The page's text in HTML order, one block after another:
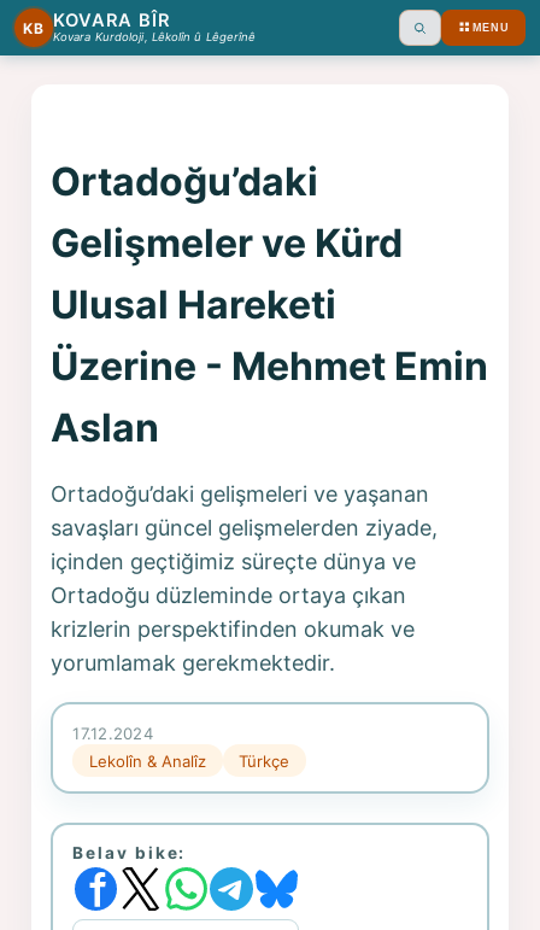
KB KOVARA BÎR
Kovara Kurdoloji, Lêkolîn û Lêgerînê Ara MENU
Ortadoğu’daki
Gelişmeler ve Kürd
Ulusal Hareketi
Üzerine - Mehmet Emin
Aslan
Ortadoğu’daki gelişmeleri ve yaşanan
savaşları güncel gelişmelerden ziyade,
içinden geçtiğimiz süreçte dünya ve
Ortadoğu düzleminde ortaya çıkan
krizlerin perspektifinden okumak ve
yorumlamak gerekmektedir.
17.12.2024
Lekolîn & Analîz
Türkçe
Belav bike: